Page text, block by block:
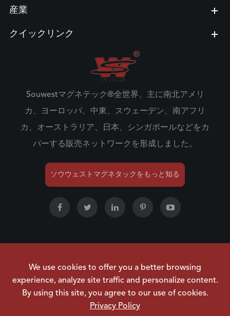
産業
クイックリンク
Souwestマグネテック®全世界、主に南北アメリ
カ、ヨーロッパ、中東、スウェーデン、南アフリ
カ、オーストラリア、日本、シンガポールなどをカ
バーする販売ネットワークを形成しました。
ソウウェストマグネタックをもっと知る
DEVELOPMENT CO.,LTD. すべての権利は留保されてい
ます。
| プライバシーポリシー
We use cookies to offer you a better browsing
experience, analyze site traffic and personalize content.
By using this site, you agree to our use of cookies.
Privacy Policy